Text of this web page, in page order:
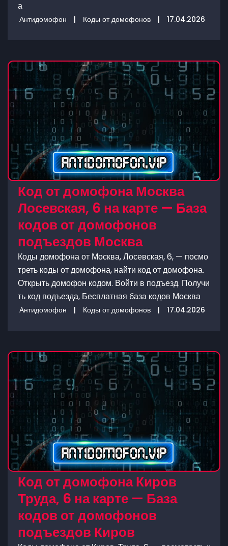
а
Антидомофон | Коды от домофонов | 17.04.2026
Код от домофона Москва
Лосевская, 6 на карте — База
кодов от домофонов
подъездов Москва
Коды домофона от Москва, Лосевская, 6, — посмо
треть коды от домофона, найти код от домофона.
Открыть домофон кодом. Войти в подъезд. Получи
ть код подъезда, Бесплатная база кодов Москва
Антидомофон | Коды от домофонов | 17.04.2026
Код от домофона Киров
Труда, 6 на карте — База
кодов от домофонов
подъездов Киров